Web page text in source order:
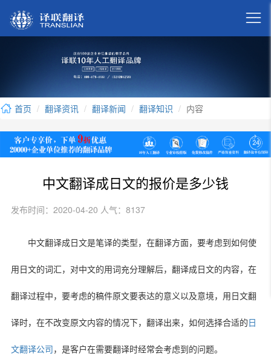

首页 翻译资讯 翻译新闻 翻译知识 内容
中文翻译成日文的报价是多少钱
发布时间：2020-04-20 人气：8137
中文翻译成日文是笔译的类型，在翻译方面，要考虑到如何使
用日文的词汇，对中文的用词充分理解后，翻译成日文的内容，在
翻译过程中，要考虑的稿件原文要表达的意义以及意境，用日文翻
译时，在不改变原文内容的情况下，翻译出来，如何选择合适的 日
文翻译公司 ，是客户在需要翻译时经常会考虑到的问题。